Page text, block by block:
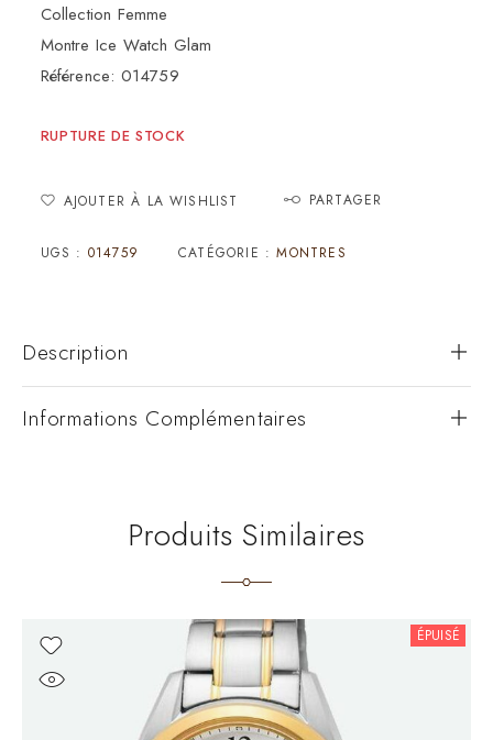
Collection Femme
Montre Ice Watch Glam
Référence: 014759
RUPTURE DE STOCK
AJOUTER À LA WISHLIST PARTAGER
UGS : 014759 CATÉGORIE :MONTRES
Description
Informations Complémentaires
Produits Similaires
ÉPUISÉ